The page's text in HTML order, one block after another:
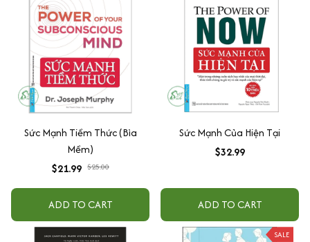
Sức Mạnh Tiềm Thức (Bìa
Mềm)
$21.99 $25.00
ADD TO CART
Sức Mạnh Của Hiện Tại
$32.99
ADD TO CART
SALE